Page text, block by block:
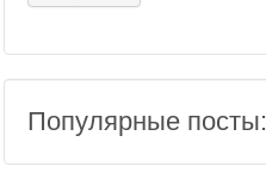
Популярные посты: